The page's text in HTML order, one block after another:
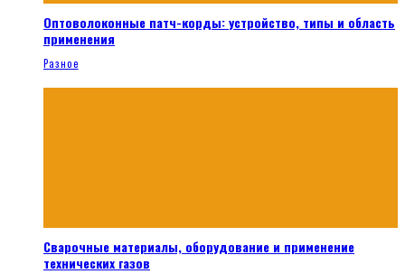
Оптоволоконные патч-корды: устройство, типы и область
применения
Разное
Сварочные материалы, оборудование и применение
технических газов